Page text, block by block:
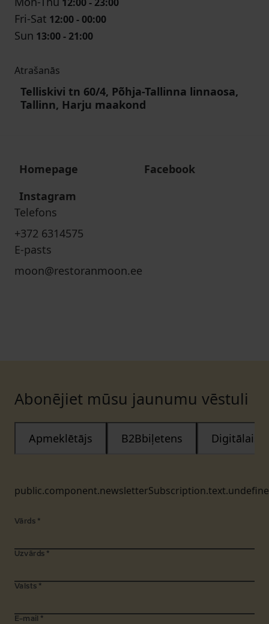
Fri-Sat 12:00 - 00:00
Sun 13:00 - 21:00
Atrašanās
Telliskivi tn 60/4, Põhja-Tallinna linnaosa,
Tallinn, Harju maakond
Homepage
Facebook
Instagram
Telefons
+372 6314575
E-pasts
moon@restoranmoon.ee
Abonējiet mūsu jaunumu vēstuli
Apmeklētājs B2Bbiļetens Digitālais
Vārds *
Uzvārds *
Valsts *
E-mail *